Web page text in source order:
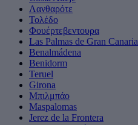
Λανθαρότε
Τολέδο
Φουέρτεβεντουρα
Las Palmas de Gran Canaria
Benalmádena
Benidorm
Teruel
Girona
Μπιλμπάο
Maspalomas
Jerez de la Frontera